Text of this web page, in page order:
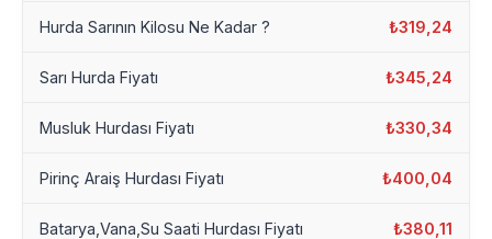
Hurda Sarının Kilosu Ne Kadar ? ₺319,24
Sarı Hurda Fiyatı ₺345,24
Musluk Hurdası Fiyatı ₺330,34
Pirinç Araiş Hurdası Fiyatı ₺400,04
Batarya,Vana,Su Saati Hurdası Fiyatı ₺380,11